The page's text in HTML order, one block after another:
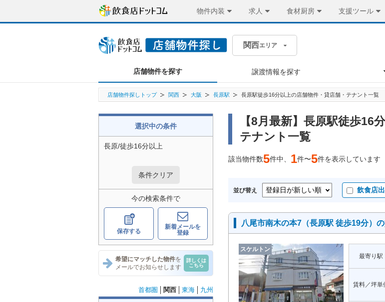
物件内装 求人 食材厨房 支援ツール
関西エリア
店舗物件を探す 譲渡情報を探す
店舗物件探しトップ 関西 大阪 長原駅 長原駅徒歩16分以上の店舗物件・貸店舗・テナント一覧
選択中の条件
長原/徒歩16分以上
条件クリア
今の検索条件で
保存する
新着メールを
登録
希望にマッチした物件を
メールでお知らせします
詳しくは
こちら
首都圏 関西 東海 九州
【8月最新】長原駅徒歩16
テナント一覧
該当物件数5件中、 1件〜5件を表示しています
並び替え 飲食店
八尾市南木の本7（長原駅 徒歩19分）
スケルトン
最寄り駅
賃料／坪単